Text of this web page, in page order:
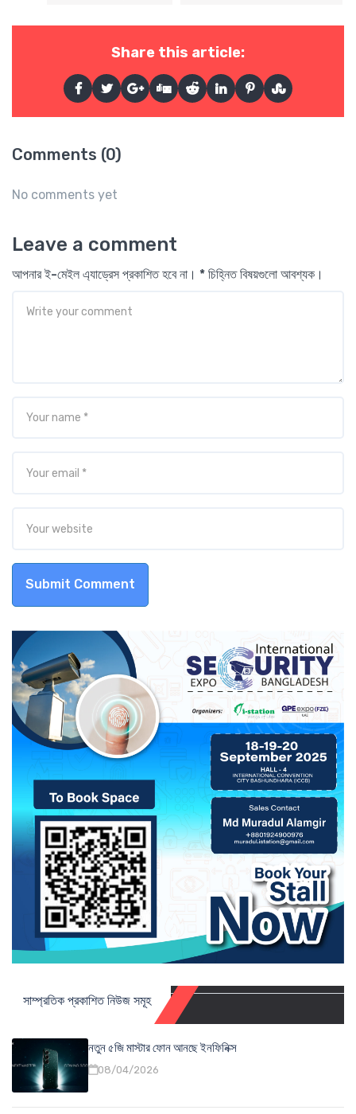
Share this article:
Comments (0)
No comments yet
Leave a comment
আপনার ই-মেইল এ্যাড্রেস প্রকাশিত হবে না। * চিহ্নিত বিষয়গুলো আবশ্যক।
Submit Comment
সাম্প্রতিক প্রকাশিত নিউজ সমূহ
নতুন ৫জি মাস্টার ফোন আনছে ইনফিনিক্স
08/04/2026